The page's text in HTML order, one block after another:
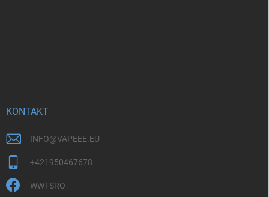
KONTAKT
INFO@VAPEEE.EU
+421950467678
WWTSRO